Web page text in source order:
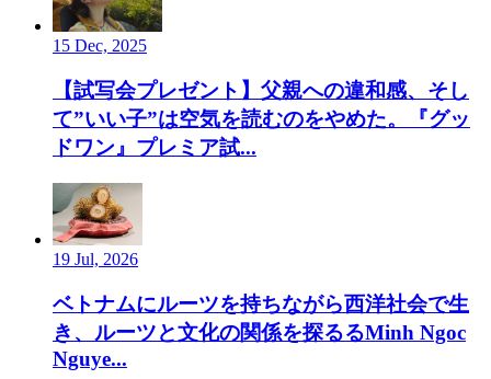
15 Dec, 2025
【試写会プレゼント】父親への違和感、そし
て”いい子”は空気を読むのをやめた。『グッ
ドワン』プレミア試...
19 Jul, 2026
ベトナムにルーツを持ちながら西洋社会で生
き、ルーツと文化の関係を探るるMinh Ngoc
Nguye...